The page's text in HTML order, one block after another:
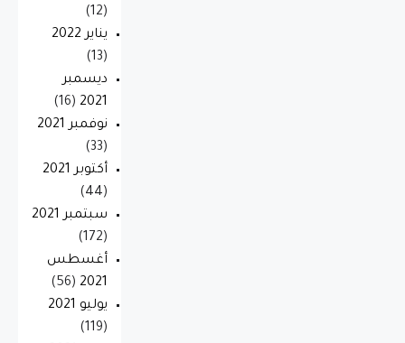
(12)
يناير 2022
(13)
ديسمبر
2021
(16)
نوفمبر 2021
(33)
أكتوبر 2021
(44)
سبتمبر 2021
(172)
أغسطس
2021
(56)
يوليو 2021
(119)